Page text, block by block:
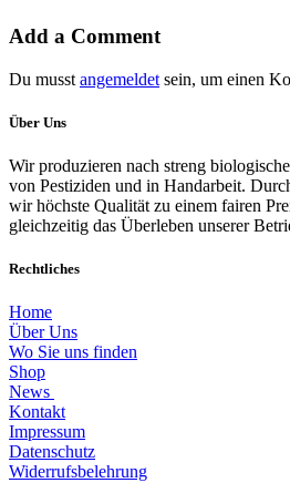
Add a Comment
Du musst angemeldet sein, um einen
Über Uns
Wir produzieren nach streng
von Pestiziden und in Handarbeit.
wir höchste Qualität zu einem fairen
gleichzeitig das Überleben unserer
Rechtliches
Home
Über Uns
Wo Sie uns finden
Shop
News
Kontakt
Impressum
Datenschutz
Widerrufsbelehrung